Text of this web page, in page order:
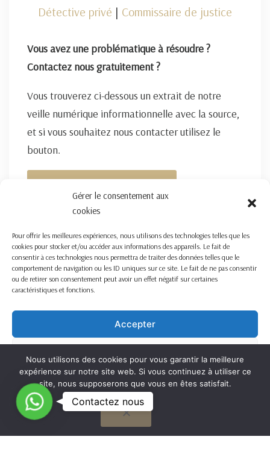
Gérer le consentement aux
cookies
Pour offrir les meilleures expériences, nous utilisons des technologies telles que les
cookies pour stocker et/ou accéder aux informations des appareils. Le fait de
consentir à ces technologies nous permettra de traiter des données telles que le
comportement de navigation ou les ID uniques sur ce site. Le fait de ne pas consentir
ou de retirer son consentement peut avoir un effet négatif sur certaines
caractéristiques et fonctions.
Accepter
Voir les préférences
Cookie Policy
Détective privé | Commissaire de justice
Vous avez une problématique à résoudre ?
Contactez nous gratuitement ?
Vous trouverez ci-dessous un extrait de notre
veille numérique informationnelle avec la source,
et si vous souhaitez nous contacter utilisez le
bouton.
Nous utilisons des cookies pour vous garantir la meilleure
expérience sur notre site web. Si vous continuez à utiliser ce
site, nous supposerons que vous en êtes satisfait.
OK
C
o
n
Contactez nous